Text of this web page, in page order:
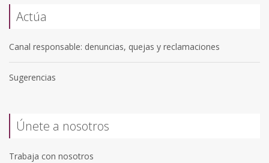
Actúa
Canal responsable: denuncias, quejas y reclamaciones
Sugerencias
Únete a nosotros
Trabaja con nosotros